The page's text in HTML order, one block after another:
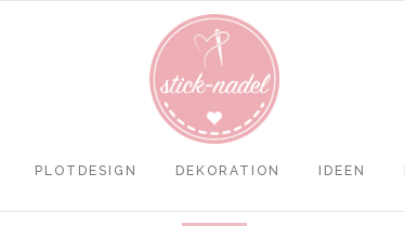
PLOTDESIGN DEKORATION IDEEN